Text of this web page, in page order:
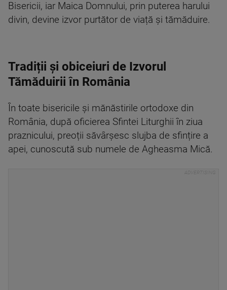
Bisericii, iar Maica Domnului, prin puterea harului
divin, devine izvor purtător de viață și tămăduire.
Tradiții și obiceiuri de Izvorul
Tămăduirii în România
În toate bisericile și mănăstirile ortodoxe din
România, după oficierea Sfintei Liturghii în ziua
praznicului, preoții săvârșesc slujba de sfințire a
apei, cunoscută sub numele de Agheasma Mică.